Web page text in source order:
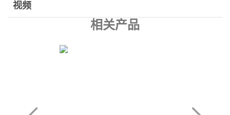
视频
相关产品